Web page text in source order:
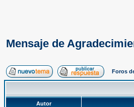
Mensaje de
Foros
Autor